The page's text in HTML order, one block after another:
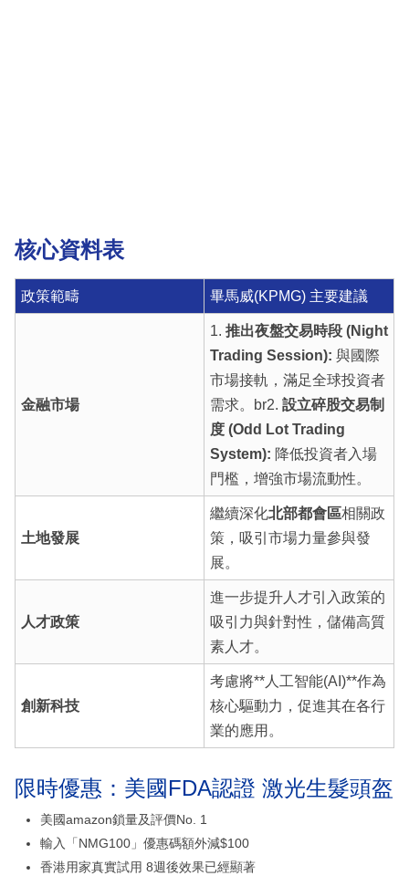
核心資料表
政策範疇 畢馬威(KPMG) 主要建議
金融市場
1. 推出夜盤交易時段 (Night
Trading Session): 與國際
市場接軌，滿足全球投資者
需求。br2. 設立碎股交易制
度 (Odd Lot Trading
System): 降低投資者入場
門檻，增強市場流動性。
土地發展
繼續深化北部都會區相關政
策，吸引市場力量參與發
展。
人才政策
進一步提升人才引入政策的
吸引力與針對性，儲備高質
素人才。
創新科技
考慮將**人工智能(AI)**作為
核心驅動力，促進其在各行
業的應用。
限時優惠：美國FDA認證 激光生髮頭盔
美國amazon鎖量及評價No. 1
輸入「NMG100」優惠碼額外減$100
香港用家真實試用 8週後效果已經顯著